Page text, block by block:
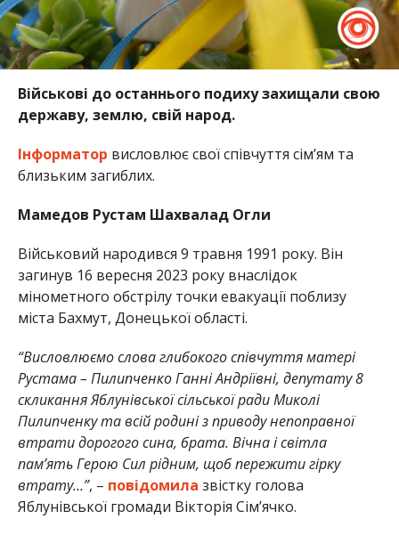
Військові до останнього подиху захищали свою
державу, землю, свій народ.
Інформатор висловлює свої співчуття сім’ям та
близьким загиблих.
Мамедов Рустам Шахвалад Огли
Військовий народився 9 травня 1991 року. Він
загинув 16 вересня 2023 року внаслідок
мінометного обстрілу точки евакуації поблизу
міста Бахмут, Донецької області.
“Висловлюємо слова глибокого співчуття матері
Рустама – Пилипченко Ганні Андріївні, депутату 8
скликання Яблунівської сільської ради Миколі
Пилипченку та всій родині з приводу непоправної
втрати дорогого сина, брата. Вічна і світла
пам’ять Герою Сил рідним, щоб пережити гірку
втрату…”, – повідомила звістку голова
Яблунівської громади Вікторія Сім’ячко.